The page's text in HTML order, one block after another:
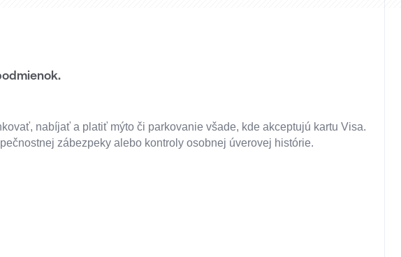
nabíjať a platiť mýto či parkovanie všade, kde akceptujú kartu Visa.
zábezpeky alebo kontroly osobnej úverovej histórie.